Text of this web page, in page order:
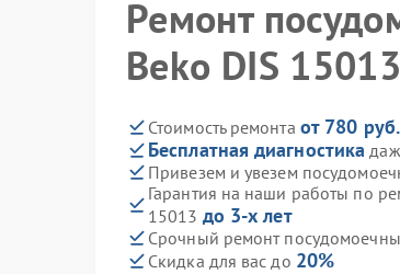
Ремонт
Beko DIS
Стоимость ремонта от 780 руб.
Бесплатная диагностика
Привезем и увезем
Гарантия на наши работы по
15013 до 3-х лет
Срочный ремонт
Скидка для вас до 20%